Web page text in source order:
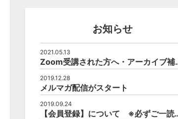
お知らせ
2021.05.13
Zoom受講さ
2019.12.28
メルマガ配信がスタート
2019.09.24
【会員登録】に